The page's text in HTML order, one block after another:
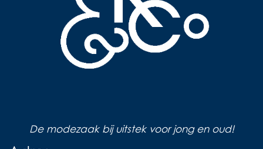
De modezaak bij uitstek voor jong en oud!